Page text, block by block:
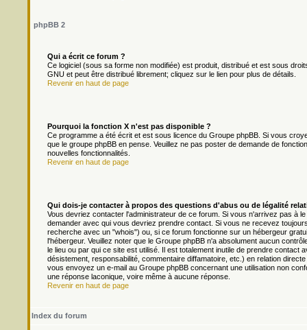
phpBB 2
Qui a écrit ce forum ?
Ce logiciel (sous sa forme non modifiée) est produit, distribué et est sous
GNU et peut être distribué librement; cliquez sur le lien pour plus de détails.
Revenir en haut de page
Pourquoi la fonction X n'est pas disponible ?
Ce programme a été écrit et est sous licence du Groupe phpBB. Si vous
que le groupe phpBB en pense. Veuillez ne pas poster de demande de
nouvelles fonctionnalités.
Revenir en haut de page
Qui dois-je contacter à propos des questions d'abus ou de légalité
Vous devriez contacter l'administrateur de ce forum. Si vous n'arrivez pas à
demander avec qui vous devriez prendre contact. Si vous ne recevez
recherche avec un "whois") ou, si ce forum fonctionne sur un hébergeur
l'hébergeur. Veuillez noter que le Groupe phpBB n'a absolument aucun
le lieu ou par qui ce site est utilisé. Il est totalement inutile de prendre
désistement, responsabilité, commentaire diffamatoire, etc.) en relation
vous envoyez un e-mail au Groupe phpBB concernant une utilisation non
une réponse laconique, voire même à aucune réponse.
Revenir en haut de page
Index du forum